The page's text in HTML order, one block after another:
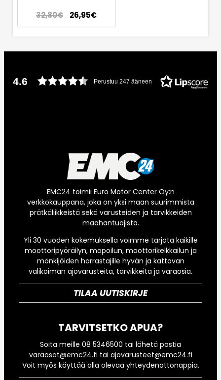
32,80€ 26,95€
4.6 Perustuu 247 ääneen
EMC24 toimii Euro Motor Center Oy:n
verkkokauppana, joka on yksi maan suurimmista
prätkäliikkeistä sekä varusteiden ja tarvikkeiden
maahantuojista.
Yli 30 vuoden kokemuksella voimme tarjota kaikille
moottoripyöräilyn, mopoilun, moottorikelkkailun ja
mönkijöiden harrastajille hyvän ja kattavan
valikoiman ajovarusteita, tarvikkeita ja varaosia.
TILAA UUTISKIRJE
TARVITSETKO APUA?
Soita meille 08 5346500 tai lähetä postia
varaosat@emc24.fi tai ajovarusteet@emc24.fi
Voit myös käyttää alla olevaa yhteydenottonappia.